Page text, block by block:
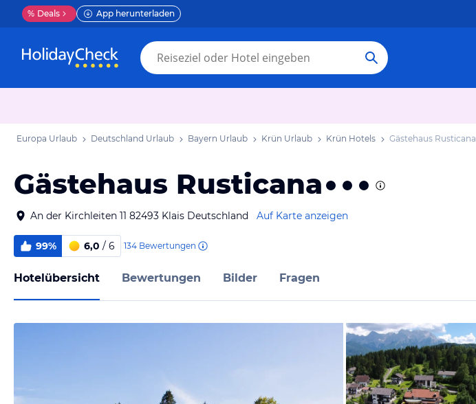
% Deals App herunterladen
Europa Urlaub Deutschland Urlaub Bayern Urlaub Krün Urlaub Krün Hotels Gästehaus Rusticana
Gästehaus Rusticana
An der Kirchleiten 11 82493 Klais Deutschland Auf Karte anzeigen
99% 6,0 / 6 134 Bewertungen
Hotelübersicht Bewertungen Bilder Fragen